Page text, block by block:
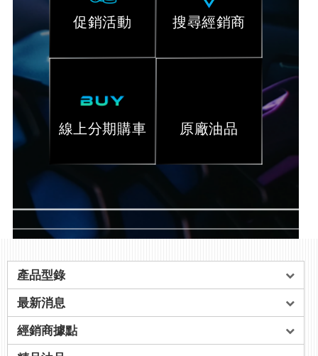
促銷活動 搜尋經銷商
線上分期購車 原廠油品
產品型錄
最新消息
經銷商據點